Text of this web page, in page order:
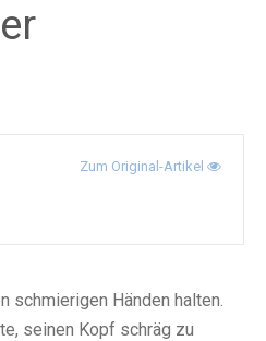
Zum Original-Artikel
schmierigen Händen halten.
seinen Kopf schräg zu